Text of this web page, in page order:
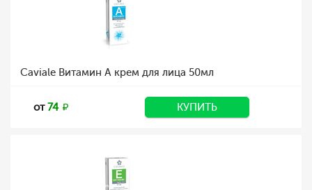
Caviale Витамин А крем для лица 50мл
от74 КУПИТЬ